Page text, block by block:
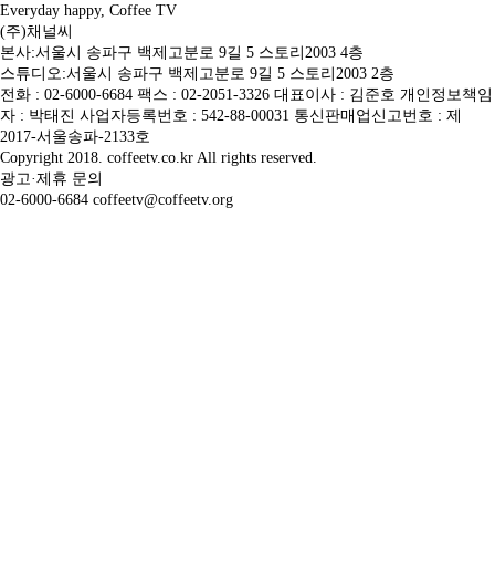
Everyday happy, Coffee TV
(주)채널씨
본사:서울시 송파구 백제고분로 9길 5 스토리2003 4층
스튜디오:서울시 송파구 백제고분로 9길 5 스토리2003 2층
전화 : 02-6000-6684 팩스 : 02-2051-3326 대표이사 : 김준호 개인정보책임
자 : 박태진 사업자등록번호 : 542-88-00031 통신판매업신고번호 : 제
2017-서울송파-2133호
Copyright 2018. coffeetv.co.kr All rights reserved.
광고·제휴 문의
02-6000-6684 coffeetv@coffeetv.org